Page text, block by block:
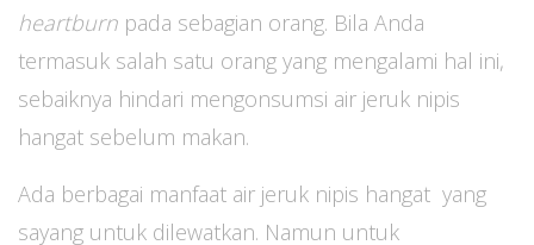
heartburn pada sebagian orang. Bila Anda
termasuk salah satu orang yang mengalami hal ini,
sebaiknya hindari mengonsumsi air jeruk nipis
hangat sebelum makan.
Ada berbagai manfaat air jeruk nipis hangat yang
sayang untuk dilewatkan. Namun untuk